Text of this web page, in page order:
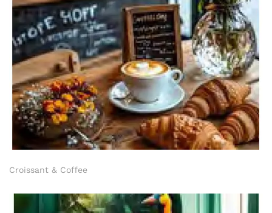
Croissant & Coffee